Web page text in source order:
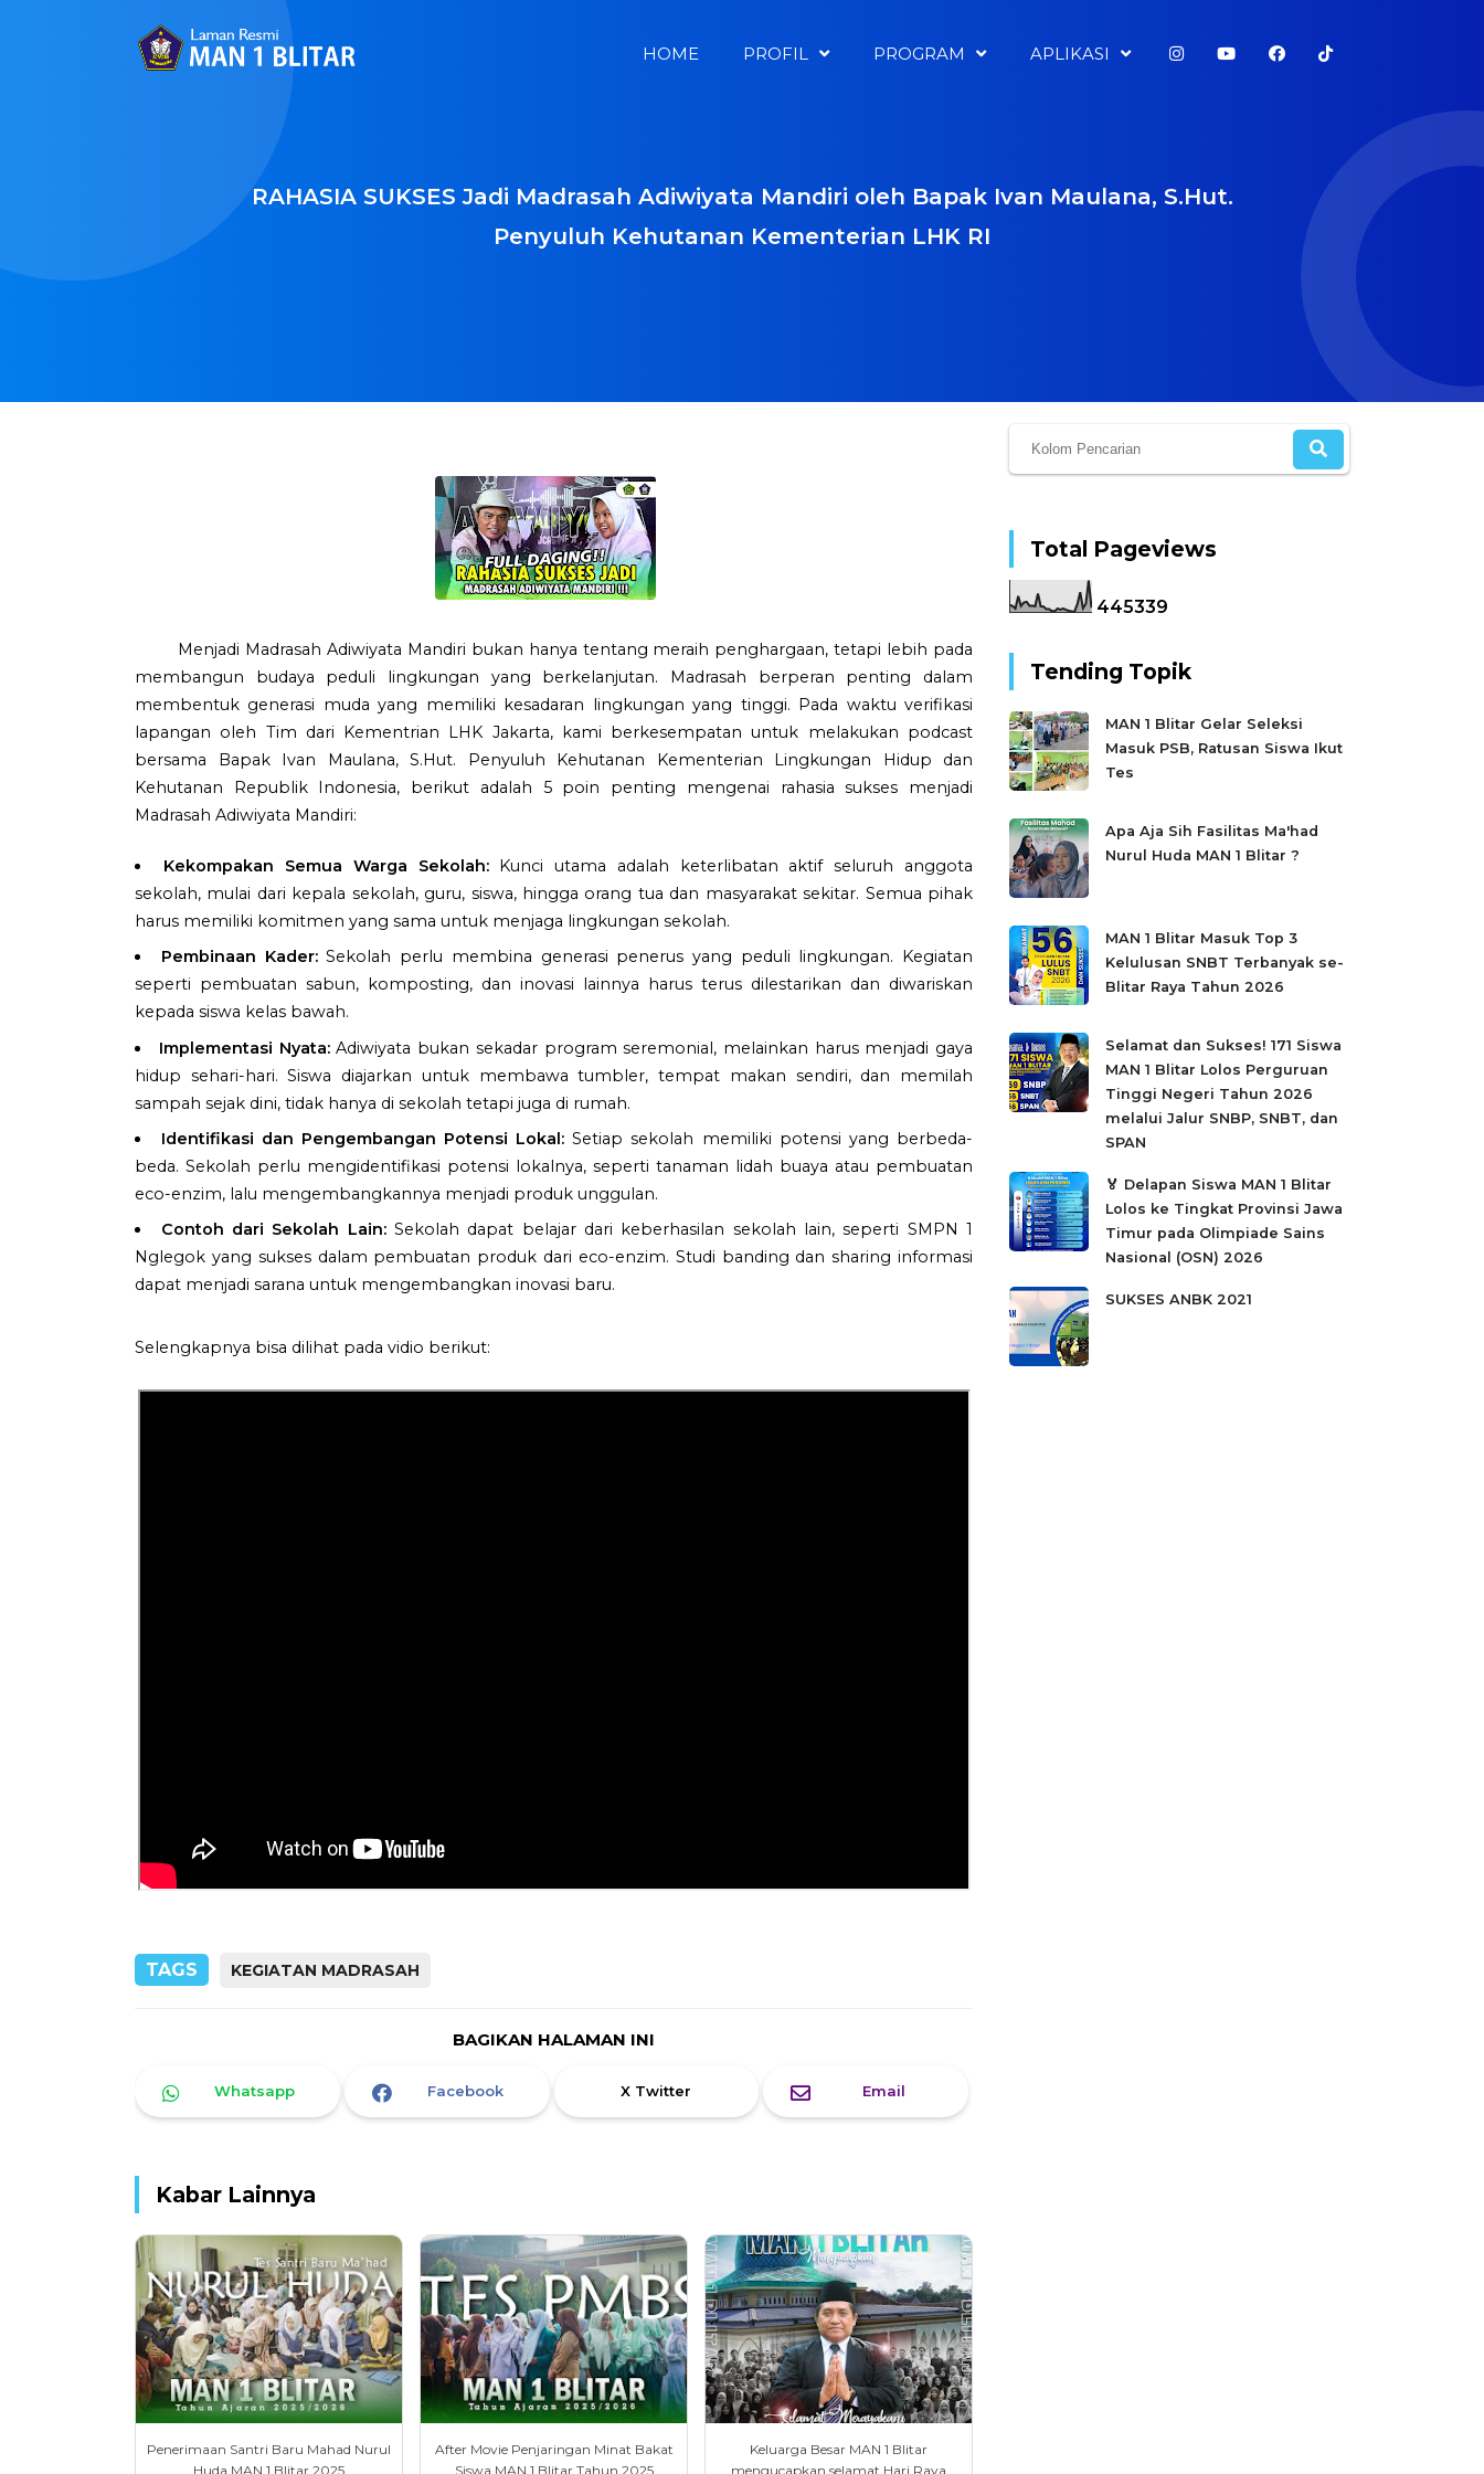
HOME PROFIL PROGRAM APLIKASI
RAHASIA SUKSES Jadi Madrasah Adiwiyata Mandiri oleh Bapak Ivan Maulana, S.Hut.
Penyuluh Kehutanan Kementerian LHK RI
Menjadi Madrasah Adiwiyata Mandiri bukan hanya tentang meraih penghargaan, tetapi lebih pada
membangun budaya peduli lingkungan yang berkelanjutan. Madrasah berperan penting dalam
membentuk generasi muda yang memiliki kesadaran lingkungan yang tinggi. Pada waktu verifikasi
lapangan oleh Tim dari Kementrian LHK Jakarta, kami berkesempatan untuk melakukan podcast
bersama Bapak Ivan Maulana, S.Hut. Penyuluh Kehutanan Kementerian Lingkungan Hidup dan
Kehutanan Republik Indonesia, berikut adalah 5 poin penting mengenai rahasia sukses menjadi
Madrasah Adiwiyata Mandiri:
Kekompakan Semua Warga Sekolah:Kunci utama adalah keterlibatan aktif seluruh anggota
sekolah, mulai dari kepala sekolah, guru, siswa, hingga orang tua dan masyarakat sekitar. Semua pihak
harus memiliki komitmen yang sama untuk menjaga lingkungan sekolah.
Pembinaan Kader:Sekolah perlu membina generasi penerus yang peduli lingkungan. Kegiatan
seperti pembuatan sabun, komposting, dan inovasi lainnya harus terus dilestarikan dan diwariskan
kepada siswa kelas bawah.
Implementasi Nyata:Adiwiyata bukan sekadar program seremonial, melainkan harus menjadi gaya
hidup sehari-hari. Siswa diajarkan untuk membawa tumbler, tempat makan sendiri, dan memilah
sampah sejak dini, tidak hanya di sekolah tetapi juga di rumah.
Identifikasi dan Pengembangan Potensi Lokal: Setiap sekolah memiliki potensi yang berbeda-
beda. Sekolah perlu mengidentifikasi potensi lokalnya, seperti tanaman lidah buaya atau pembuatan
eco-enzim, lalu mengembangkannya menjadi produk unggulan.
Contoh dari Sekolah Lain:Sekolah dapat belajar dari keberhasilan sekolah lain, seperti SMPN 1
Nglegok yang sukses dalam pembuatan produk dari eco-enzim. Studi banding dan sharing informasi
dapat menjadi sarana untuk mengembangkan inovasi baru.
Selengkapnya bisa dilihat pada vidio berikut:
TAGS KEGIATAN MADRASAH
BAGIKAN HALAMAN INI
Whatsapp Facebook X Twitter Email
Kabar Lainnya
Penerimaan Santri Baru Mahad Nurul
Huda MAN 1 Blitar 2025
After Movie Penjaringan Minat Bakat
Siswa MAN 1 Blitar Tahun 2025
Keluarga Besar MAN 1 Blitar
mengucapkan selamat Hari Raya
Total Pageviews
445339
Tending Topik
MAN 1 Blitar Gelar Seleksi
Masuk PSB, Ratusan Siswa Ikut
Tes
Apa Aja Sih Fasilitas Ma'had
Nurul Huda MAN 1 Blitar ?
MAN 1 Blitar Masuk Top 3
Kelulusan SNBT Terbanyak se-
Blitar Raya Tahun 2026
Selamat dan Sukses! 171 Siswa
MAN 1 Blitar Lolos Perguruan
Tinggi Negeri Tahun 2026
melalui Jalur SNBP, SNBT, dan
SPAN
🏅 Delapan Siswa MAN 1 Blitar
Lolos ke Tingkat Provinsi Jawa
Timur pada Olimpiade Sains
Nasional (OSN) 2026
SUKSES ANBK 2021